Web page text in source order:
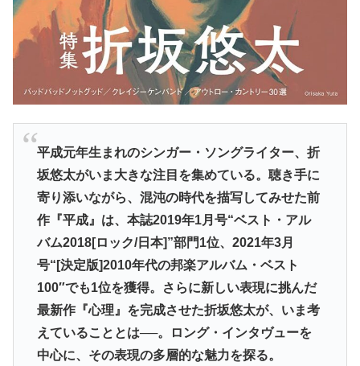
平成元年生まれのシンガー・ソングライター、折
坂悠太がいま大きな注目を集めている。聴き手に
寄り添いながら、混沌の時代を描写してみせた前
作『平成』は、本誌2019年1月号“ベスト・アル
バム2018[ロック/日本]”部門1位、2021年3月
号“[決定版]2010年代の邦楽アルバム・ベスト
100″でも1位を獲得。さらに新しい表現に挑んだ
最新作『心理』を完成させた折坂悠太が、いま考
えていることとは──。ロング・インタヴューを
中心に、その表現の多層的な魅力を探る。